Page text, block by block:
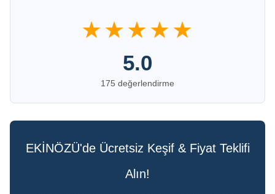
★★★★★
5.0
175 değerlendirme
EKİNÖZÜ'de Ücretsiz Keşif & Fiyat Teklifi
Alın!